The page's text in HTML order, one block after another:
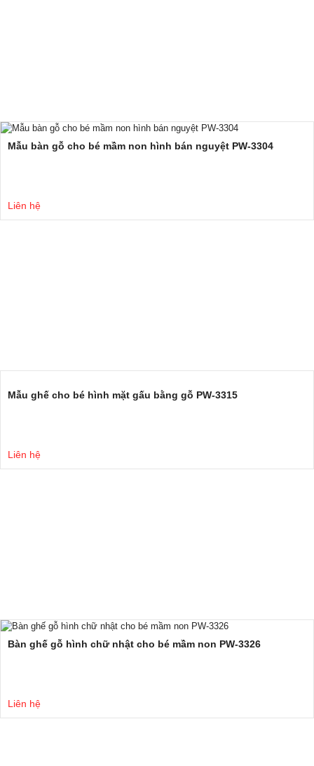
Mẫu bàn gỗ cho bé mầm non hình bán nguyệt PW-3304
Liên hệ
Mẫu ghế cho bé hình mặt gấu bằng gỗ PW-3315
Liên hệ
Bàn ghế gỗ hình chữ nhật cho bé mầm non PW-3326
Liên hệ